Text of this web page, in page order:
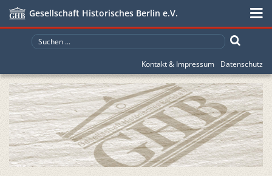
Gesellschaft Historisches Berlin e.V.
Kontakt & Impressum Datenschutz